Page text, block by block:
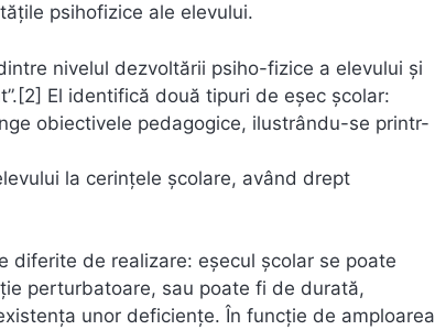
psihofizice ale elevului.
nivelul dezvoltării psiho-fizice a elevului și
El identifică două tipuri de eșec școlar:
obiectivele pedagogice, ilustrându-se printr-
la cerințele școlare, având drept
diferite de realizare: eșecul școlar se poate
perturbatoare, sau poate fi de durată,
unor deficiențe. În funcție de amploarea